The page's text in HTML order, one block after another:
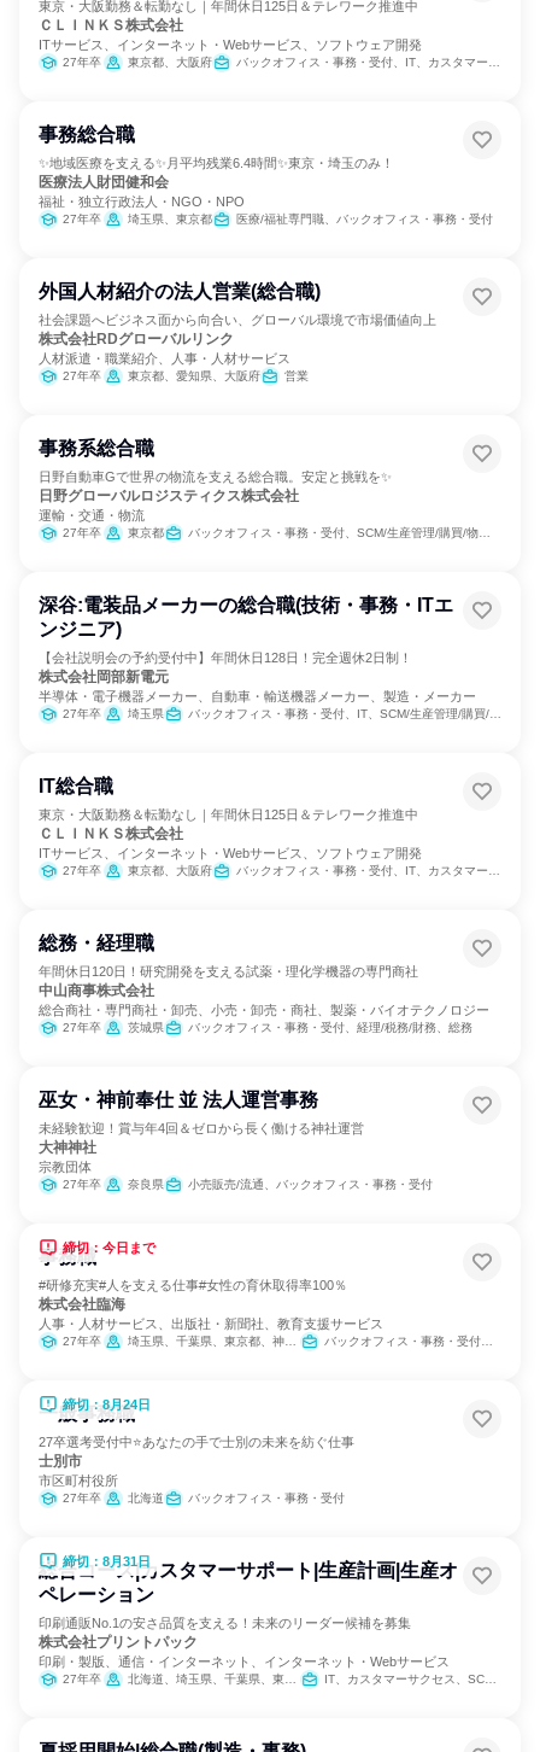
東京・大阪勤務＆転勤なし｜年間休日125日＆テレワーク推進中
ＣＬＩＮＫＳ株式会社
ITサービス、インターネット・Webサービス、ソフトウェア開発
27年卒 東京都、大阪府 バックオフィス・事務・受付、IT、カスタマーサクセス
事務総合職
✨地域医療を支える✨月平均残業6.4時間✨東京・埼玉のみ！
医療法人財団健和会
福祉・独立行政法人・NGO・NPO
27年卒 埼玉県、東京都 医療/福祉専門職、バックオフィス・事務・受付
外国人材紹介の法人営業(総合職)
社会課題へビジネス面から向合い、グローバル環境で市場価値向上
株式会社RDグローバルリンク
人材派遣・職業紹介、人事・人材サービス
27年卒 東京都、愛知県、大阪府 営業
事務系総合職
日野自動車Gで世界の物流を支える総合職。安定と挑戦を✨
日野グローバルロジスティクス株式会社
運輸・交通・物流
27年卒 東京都 バックオフィス・事務・受付、SCM/生産管理/購買/物流、人事、総務
深谷:電装品メーカーの総合職(技術・事務・ITエ
ンジニア)
【会社説明会の予約受付中】年間休日128日！完全週休2日制！
株式会社岡部新電元
半導体・電子機器メーカー、自動車・輸送機器メーカー、製造・メーカー
27年卒 埼玉県 バックオフィス・事務・受付、IT、SCM/生産管理/購買/物流、製造・生産工程
IT総合職
東京・大阪勤務＆転勤なし｜年間休日125日＆テレワーク推進中
ＣＬＩＮＫＳ株式会社
ITサービス、インターネット・Webサービス、ソフトウェア開発
27年卒 東京都、大阪府 バックオフィス・事務・受付、IT、カスタマーサクセス、営業、人事
総務・経理職
年間休日120日！研究開発を支える試薬・理化学機器の専門商社
中山商事株式会社
総合商社・専門商社・卸売、小売・卸売・商社、製薬・バイオテクノロジー
27年卒 茨城県 バックオフィス・事務・受付、経理/税務/財務、総務
巫女・神前奉仕 並 法人運営事務
未経験歓迎！賞与年4回＆ゼロから長く働ける神社運営
大神神社
宗教団体
27年卒 奈良県 小売販売/流通、バックオフィス・事務・受付
締切：今日まで
事務職
#研修充実#人を支える仕事#女性の育休取得率100％
株式会社臨海
人事・人材サービス、出版社・新聞社、教育支援サービス
27年卒 埼玉県、千葉県、東京都、神奈川県 バックオフィス・事務・受付、教育/保育専門職
締切：8月24日
一般事務職
27卒選考受付中⭐あなたの手で士別の未来を紡ぐ仕事
士別市
市区町村役所
27年卒 北海道 バックオフィス・事務・受付
締切：8月31日
総合コース|カスタマーサポート|生産計画|生産オ
ペレーション
印刷通販No.1の安さ品質を支える！未来のリーダー候補を募集
株式会社プリントパック
印刷・製版、通信・インターネット、インターネット・Webサービス
27年卒 北海道、埼玉県、千葉県、東京都、京都府、福岡県 IT、カスタマーサクセス、SCM/生産管理/購買/物流、製造・生産工程、建築/土木/プラント専門職、クリエイティブ/デザイン職、出版/メディア/芸能/エンタメ専門職、カスタマーサポート/コールセンター